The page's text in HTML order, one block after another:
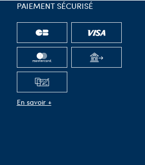
PAIEMENT SÉCURISÉ
En savoir +